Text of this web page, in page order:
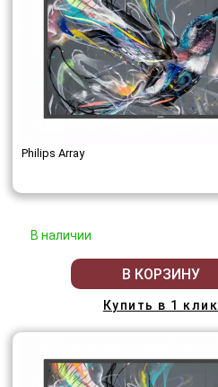
Philips Array
В наличии
В КОРЗИНУ
Купить в 1 клик